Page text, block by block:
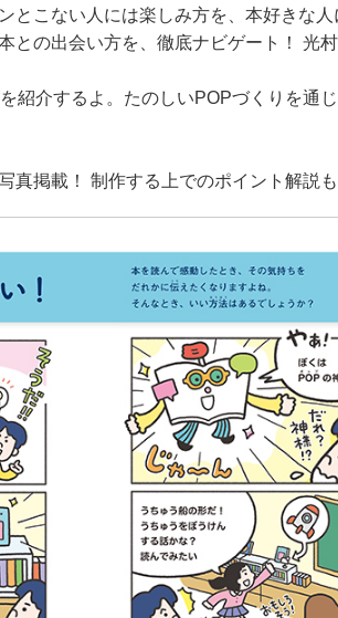
とこない人には楽しみ方を、本好きな
の出会い方を、徹底ナビゲート！ 光村
紹介するよ。たのしいPOPづくりを通
真掲載！ 制作する上でのポイント解説